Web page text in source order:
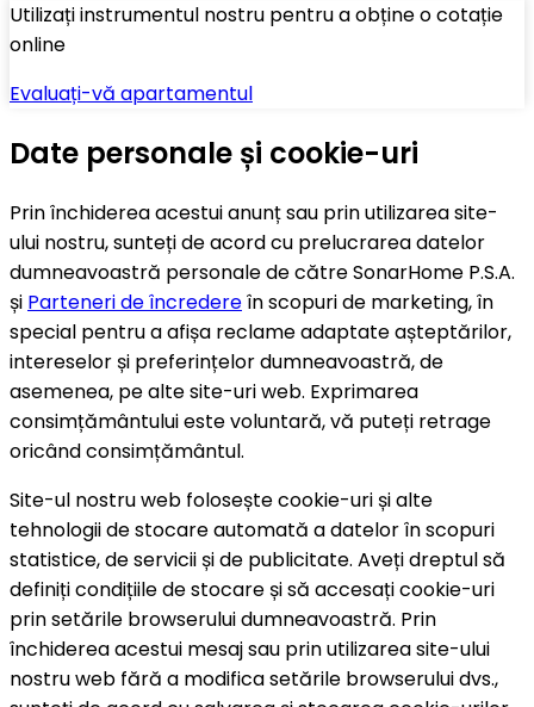
Utilizați instrumentul nostru pentru a obține o cotație
online
Evaluați-vă apartamentul
Date personale și cookie-uri
Prin închiderea acestui anunț sau prin utilizarea site-
ului nostru, sunteți de acord cu prelucrarea datelor
dumneavoastră personale de către SonarHome P.S.A.
și Parteneri de încredereîn scopuri de marketing, în
special pentru a afișa reclame adaptate așteptărilor,
intereselor și preferințelor dumneavoastră, de
asemenea, pe alte site-uri web. Exprimarea
consimțământului este voluntară, vă puteți retrage
oricând consimțământul.
Site-ul nostru web folosește cookie-uri și alte
tehnologii de stocare automată a datelor în scopuri
statistice, de servicii și de publicitate. Aveți dreptul să
definiți condițiile de stocare și să accesați cookie-uri
prin setările browserului dumneavoastră. Prin
închiderea acestui mesaj sau prin utilizarea site-ului
nostru web fără a modifica setările browserului dvs.,